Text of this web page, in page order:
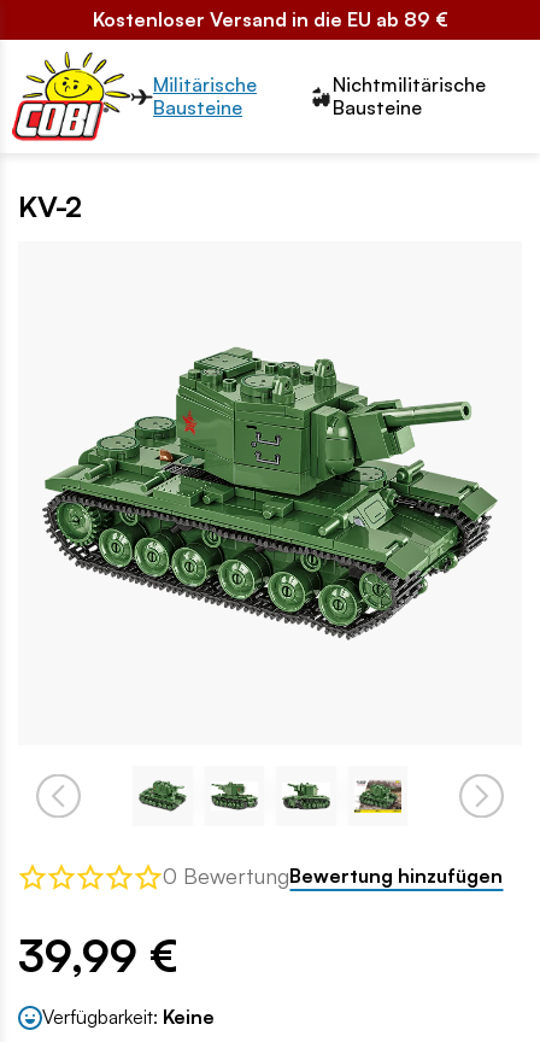
Kostenloser Versand in die EU ab 89 €
Przełącznik segmentów2
Militärische
Bausteine
Nichtmilitärische
Bausteine
KV-2
0 BewertungBewertung hinzufügen
39,99 €
Verfügbarkeit: Keine